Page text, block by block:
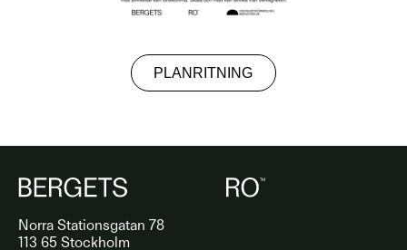
PLANRITNING
Norra Stationsgatan 78
113 65 Stockholm